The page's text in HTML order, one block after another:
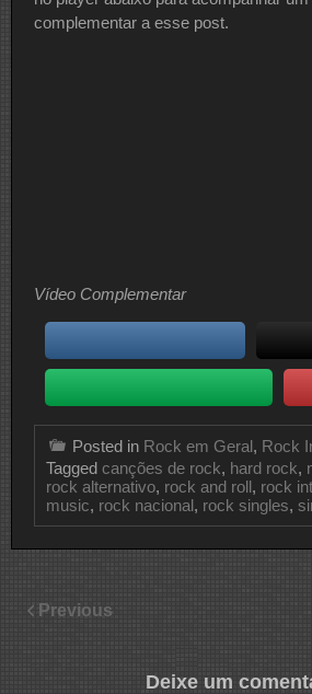
complementar a esse post.
Vídeo Complementar
Posted in Rock em Geral, Rock
Tagged canções de rock, hard rock,
rock alternativo, rock and roll, rock
music, rock nacional, rock singles,
Previous
Deixe um